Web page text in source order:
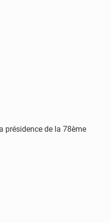
présidence de la 78ème